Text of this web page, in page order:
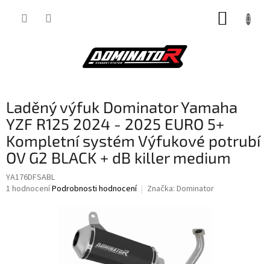
Laděný výfuk Dominator Yamaha
YZF R125 2024 - 2025 EURO 5+
Kompletní systém Výfukové potrubí
OV G2 BLACK + dB killer medium
YA176DFSABL
Průměrné
1 hodnoceníPodrobnosti hodnocení Značka: Dominator